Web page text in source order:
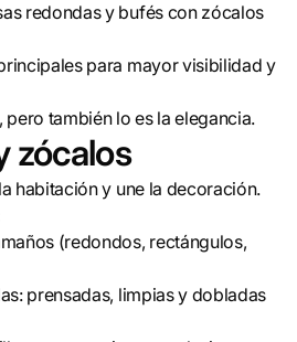
redondas y bufés con zócalos
para mayor visibilidad y
también lo es la elegancia.
zócalos
habitación y une la decoración.
(redondos, rectángulos,
prensadas, limpias y dobladas